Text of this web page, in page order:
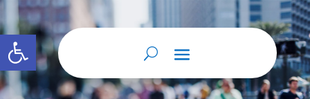
Abrir barra de herramientas